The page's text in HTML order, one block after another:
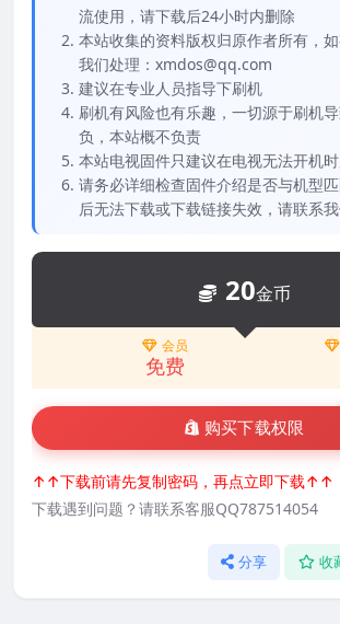
流使用，请下载后24小时内删除
本站收集的资料版权归原作者所有，
我们处理：xmdos@qq.com
建议在专业人员指导下刷机
刷机有风险也有乐趣，一切源于刷机
负，本站概不负责
本站电视固件只建议在电视无法开机
请务必详细检查固件介绍是否与机型
后无法下载或下载链接失效，请联系
20金币
会员
免费
购买下载权限
↑↑下载前请先复制密码，再点立即下载↑↑
下载遇到问题？请联系客服QQ787514054
分享 收